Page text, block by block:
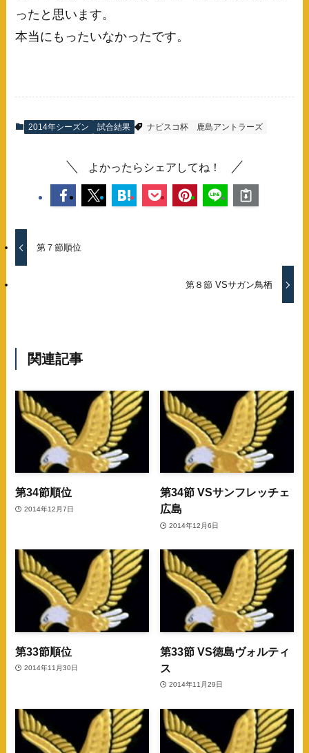
ったと思います。
本当にもったいなかったです。
2014年シーズン 試合結果 ナビスコ杯 鹿島アントラーズ
よかったらシェアしてね！
第７節順位
第８節 VSサガン鳥栖
関連記事
第34節順位
2014年12月7日
第34節 VSサンフレッチェ
広島
2014年12月6日
第33節順位
2014年11月30日
第33節 VS徳島ヴォルティ
ス
2014年11月29日